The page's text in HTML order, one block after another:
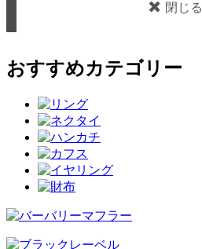
閉じる
おすすめカテゴリー